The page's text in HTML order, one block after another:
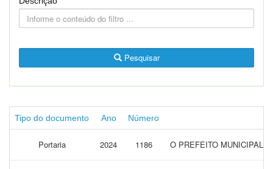
Pesquisar
Tipo do documento Ano Número
Portaria 2024 1186 O PREFEITO MUNICIPAL